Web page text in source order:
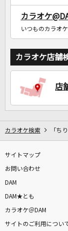
カラオケ
いつものカラオ
カラオケ店舗
店
カラオケ検索 「ち
サイトマップ
お問い合わせ
DAM
DAM★とも
カラオケ＠DAM
サイトのご利用について